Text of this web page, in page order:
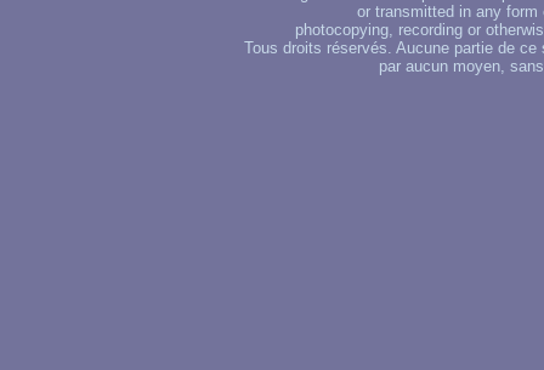
or transmitted in any
photocopying, recording or
Tous droits réservés. Aucune partie de
par aucun moyen,